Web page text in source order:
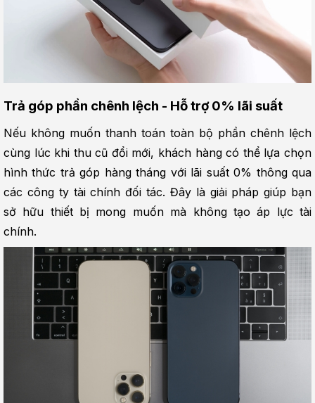
Trả góp phần chênh lệch - Hỗ trợ 0% lãi suất
Nếu không muốn thanh toán toàn bộ phần chênh lệch
cùng lúc khi thu cũ đổi mới, khách hàng có thể lựa chọn
hình thức trả góp hàng tháng với lãi suất 0% thông qua
các công ty tài chính đối tác. Đây là giải pháp giúp bạn
sở hữu thiết bị mong muốn mà không tạo áp lực tài
chính.